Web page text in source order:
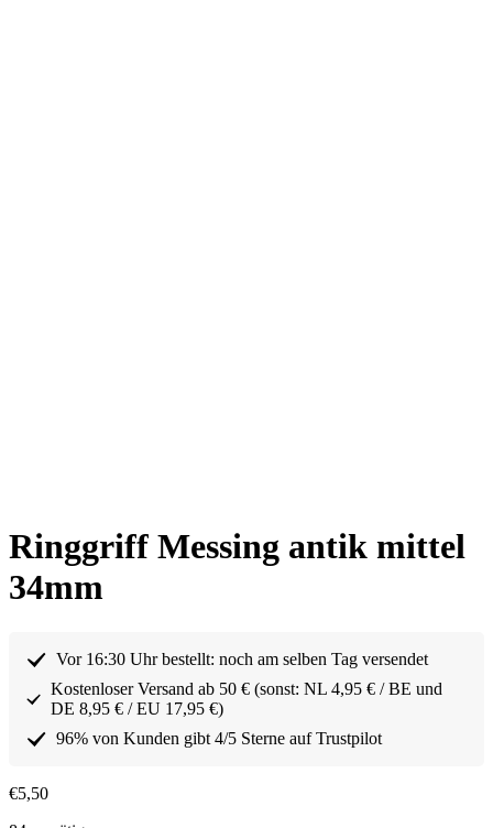
Ringgriff Messing antik mittel
34mm
Vor 16:30 Uhr bestellt: noch am selben Tag versendet
Kostenloser Versand ab 50 € (sonst: NL 4,95 € / BE und
DE 8,95 € / EU 17,95 €)
96% von Kunden gibt 4/5 Sterne auf Trustpilot
€5,50